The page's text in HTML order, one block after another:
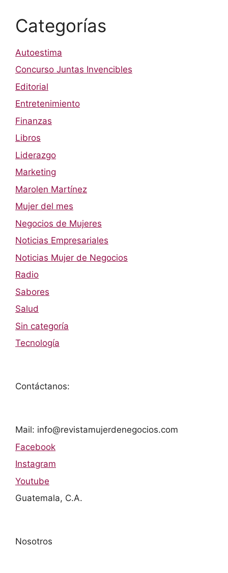
Categorías
Autoestima
Concurso Juntas Invencibles
Editorial
Entretenimiento
Finanzas
Libros
Liderazgo
Marketing
Marolen Martínez
Mujer del mes
Negocios de Mujeres
Noticias Empresariales
Noticias Mujer de Negocios
Radio
Sabores
Salud
Sin categoría
Tecnología
Contáctanos:
Mail: info@revistamujerdenegocios.com
Facebook
Instagram
Youtube
Guatemala, C.A.
Nosotros